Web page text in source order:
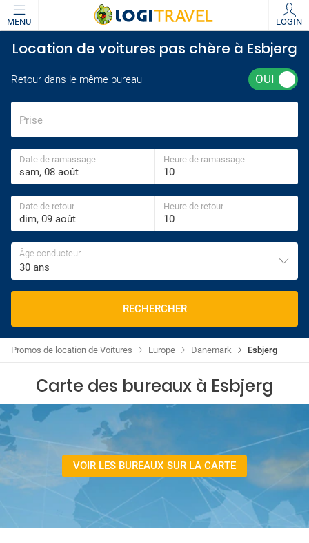
MENU LOGIN
Location de voitures pas chère à Esbjerg
Retour dans le même bureau
Prise
Date de ramassage Heure de ramassage
Date de retour Heure de retour
Âge conducteur
30 ans
RECHERCHER
Esbjerg
Danemark
Europe
Promos de location de Voitures
Carte des bureaux à Esbjerg
VOIR LES BUREAUX SUR LA CARTE